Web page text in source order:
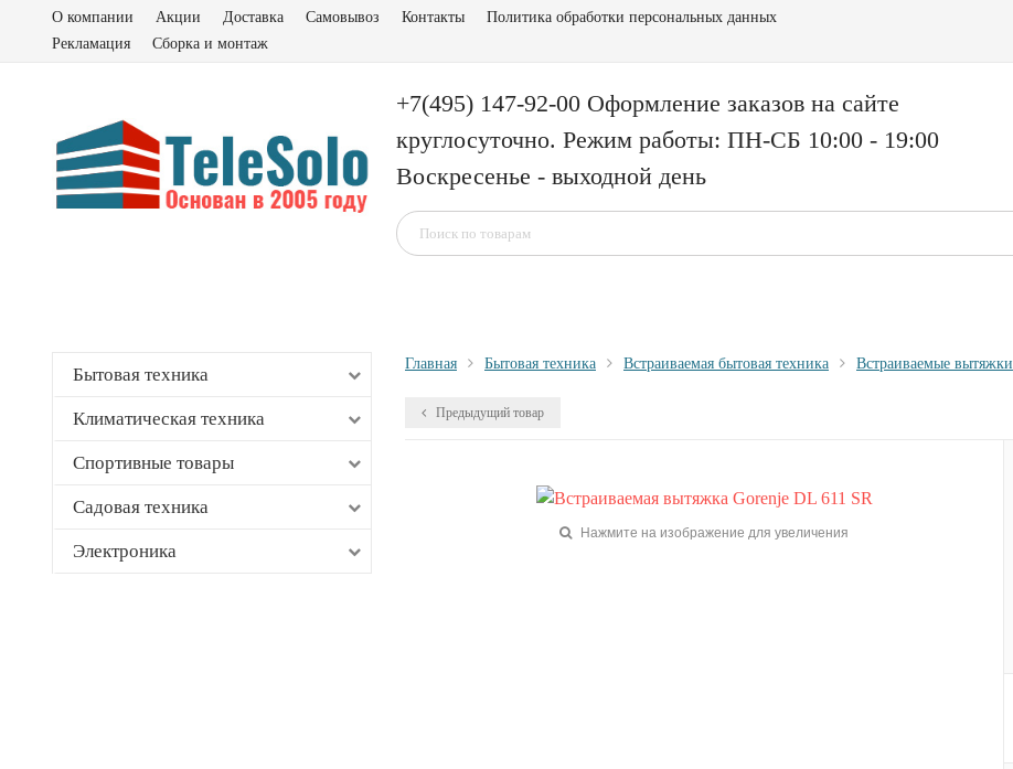
О компании Акции Доставка Самовывоз Контакты
Политика обработки персональных данных
Рекламация
Сборка и монтаж
+7(495) 147-92-00 Оформление заказов на сайте
круглосуточно. Режим работы: ПН-СБ 10:00 - 19:00
Воскресенье - выходной день
Бытовая техника
Климатическая техника
Спортивные товары
Садовая техника
Электроника
Главная Бытовая техника Встраиваемая бытовая техника Встраиваемые вытяжки
Предыдущий товар
Нажмите на изображение для увеличения